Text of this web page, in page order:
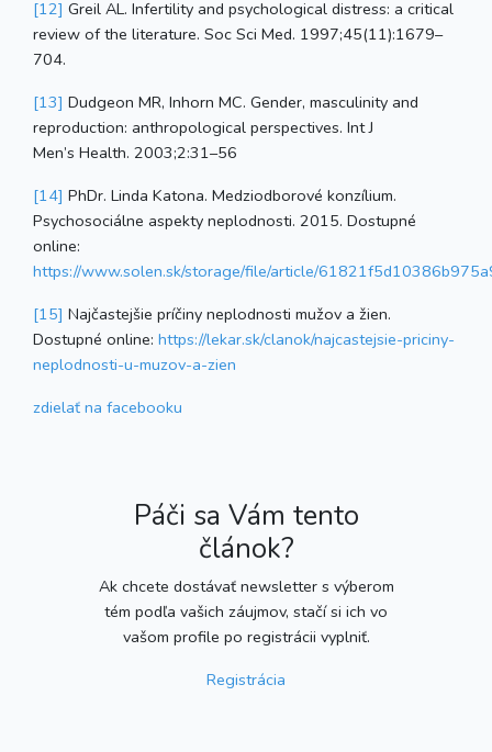
[12] Greil AL. Infertility and psychological distress: a critical
review of the literature. Soc Sci Med. 1997;45(11):1679–
704.
[13] Dudgeon MR, Inhorn MC. Gender, masculinity and
reproduction: anthropological perspectives. Int J
Men’s Health. 2003;2:31–56
[14] PhDr. Linda Katona. Medziodborové konzílium.
Psychosociálne aspekty neplodnosti. 2015. Dostupné
online:
https://www.solen.sk/storage/file/article/
[15] Najčastejšie príčiny neplodnosti mužov a žien.
Dostupné online: https://lekar.sk/clanok/najcastejsie-priciny-
neplodnosti-u-muzov-a-zien
zdielať na facebooku
Páči sa Vám tento
článok?
Ak chcete dostávať newsletter s výberom
tém podľa vašich záujmov, stačí si ich vo
vašom profile po registrácii vyplniť.
Registrácia